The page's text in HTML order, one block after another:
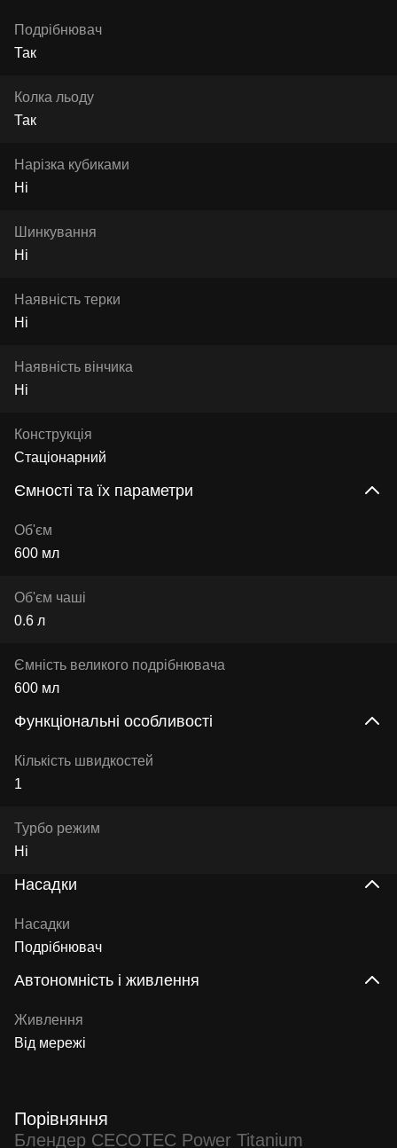
Подрібнювач
Так
Колка льоду
Так
Нарізка кубиками
Ні
Шинкування
Ні
Наявність терки
Ні
Наявність вінчика
Ні
Конструкція
Стаціонарний
Ємності та їх параметри
Об'єм
600 мл
Об'єм чаші
0.6 л
Ємність великого подрібнювача
600 мл
Функціональні особливості
Кількість швидкостей
1
Турбо режим
Ні
Насадки
Насадки
Подрібнювач
Автономність і живлення
Живлення
Від мережі
Порівняння
Блендер CECOTEC Power Titanium